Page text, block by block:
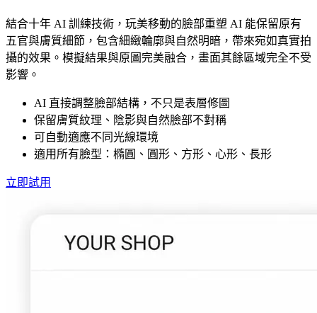
結合十年 AI 訓練技術，玩美移動的臉部重塑 AI 能保留原有
五官與膚質細節，包含細緻輪廓與自然明暗，帶來宛如真實拍
攝的效果。模擬結果與原圖完美融合，畫面其餘區域完全不受
影響。
AI 直接調整臉部結構，不只是表層修圖
保留膚質紋理、陰影與自然臉部不對稱
可自動適應不同光線環境
適用所有臉型：橢圓、圓形、方形、心形、長形
立即試用